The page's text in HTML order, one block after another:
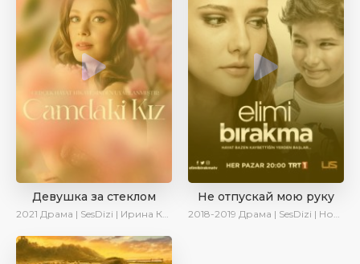
Девушка за стеклом
2021 Драма | SesDizi | Ирина Котова
Не отпускай мою руку
2018-2019 Драма | SesDizi | Новинки